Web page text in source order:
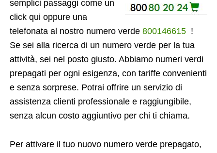
semplici passaggi come un
click qui oppure una
telefonata al nostro numero verde 800146615 !
Se sei alla ricerca di un numero verde per la tua
attività, sei nel posto giusto. Abbiamo numeri verdi
prepagati per ogni esigenza, con tariffe convenienti
e senza sorprese. Potrai offrire un servizio di
assistenza clienti professionale e raggiungibile,
senza alcun costo aggiuntivo per chi ti chiama.
Per attivare il tuo nuovo numero verde prepagato,